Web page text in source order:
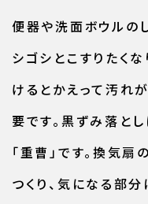
便器や洗面ボウルの
シゴシとこすりたく
けるとかえって汚れ
要です。黒ずみ落と
「重曹」です。換気
つくり、気になる部